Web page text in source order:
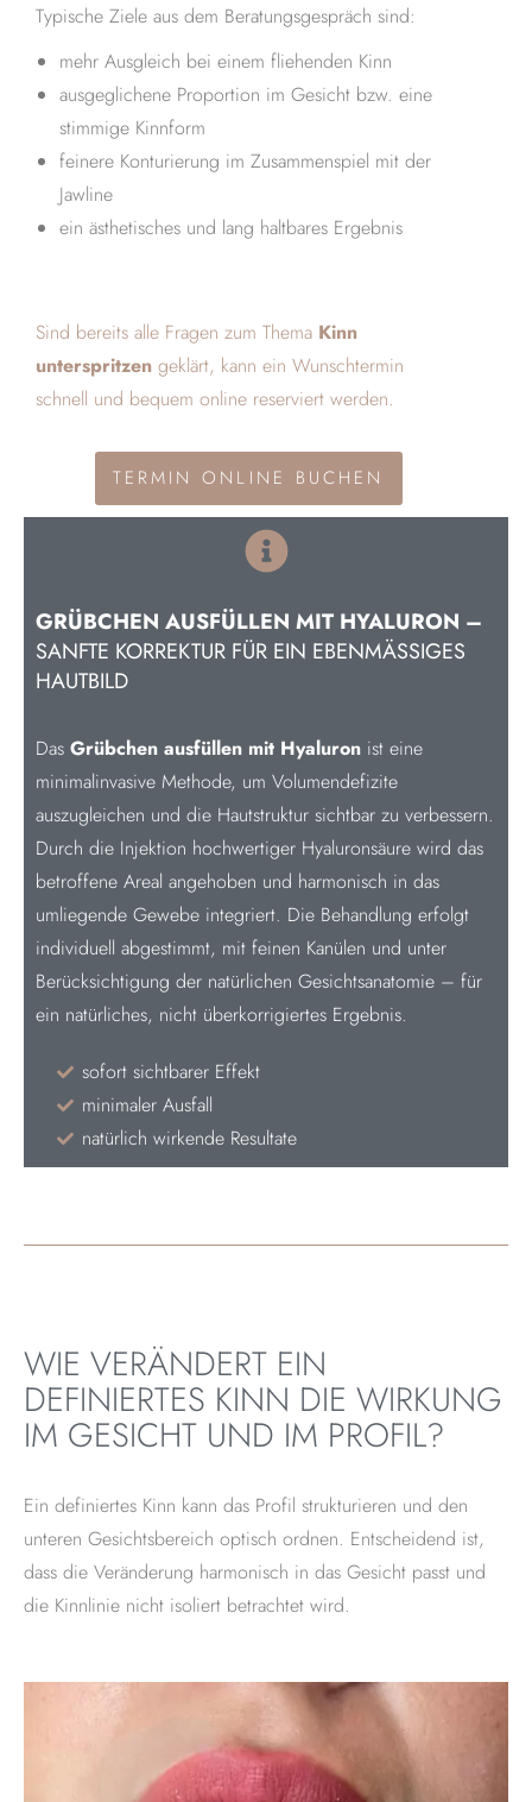
Typische Ziele aus dem Beratungsgespräch sind:
mehr Ausgleich bei einem fliehenden Kinn
ausgeglichene Proportion im Gesicht bzw. eine
stimmige Kinnform
feinere Konturierung im Zusammenspiel mit der
Jawline
ein ästhetisches und lang haltbares Ergebnis
Sind bereits alle Fragen zum Thema Kinn
unterspritzen geklärt, kann ein Wunschtermin
schnell und bequem online reserviert werden.
TERMIN ONLINE BUCHEN
GRÜBCHEN AUSFÜLLEN MIT HYALURON –
SANFTE KORREKTUR FÜR EIN EBENMÄSSIGES H
AUTBILD
Das Grübchen ausfüllen mit Hyaluron ist eine
minimalinvasive Methode, um Volumendefizite
auszugleichen und die Hautstruktur sichtbar zu verbessern.
Durch die Injektion hochwertiger Hyaluronsäure wird das
betroffene Areal angehoben und harmonisch in das
umliegende Gewebe integriert. Die Behandlung erfolgt
individuell abgestimmt, mit feinen Kanülen und unter
Berücksichtigung der natürlichen Gesichtsanatomie – für
ein natürliches, nicht überkorrigiertes Ergebnis.
sofort sichtbarer Effekt
minimaler Ausfall
natürlich wirkende Resultate
WIE VERÄNDERT EIN
DEFINIERTES KINN DIE WIRKUNG
IM GESICHT UND IM PROFIL?
Ein definiertes Kinn kann das Profil strukturieren und den
unteren Gesichtsbereich optisch ordnen. Entscheidend ist,
dass die Veränderung harmonisch in das Gesicht passt und
die Kinnlinie nicht isoliert betrachtet wird.